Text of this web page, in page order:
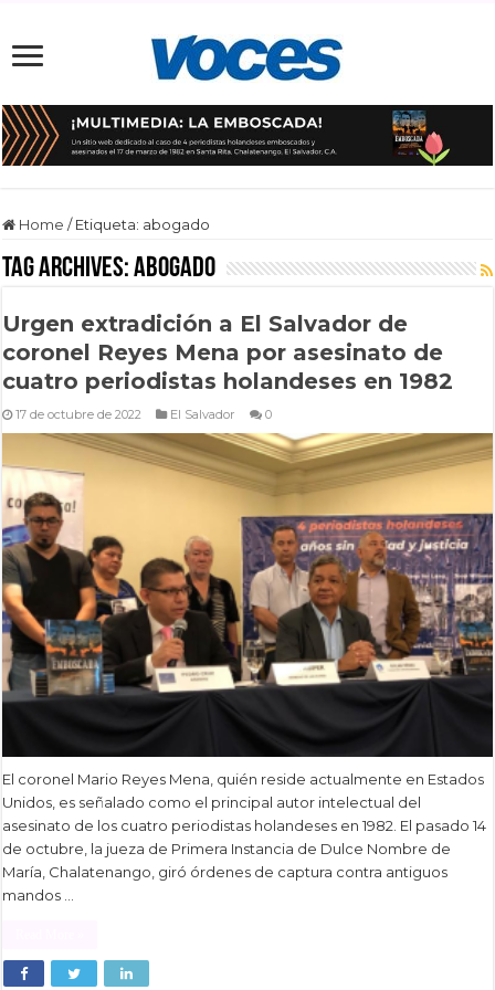
Home / Etiqueta: abogado
Tag Archives:abogado
Urgen extradición a El Salvador de
coronel Reyes Mena por asesinato de
cuatro periodistas holandeses en 1982
17 de octubre de 2022 El Salvador 0
El coronel Mario Reyes Mena, quién reside actualmente en Estados
Unidos, es señalado como el principal autor intelectual del
asesinato de los cuatro periodistas holandeses en 1982. El pasado 14
de octubre, la jueza de Primera Instancia de Dulce Nombre de
María, Chalatenango, giró órdenes de captura contra antiguos
mandos …